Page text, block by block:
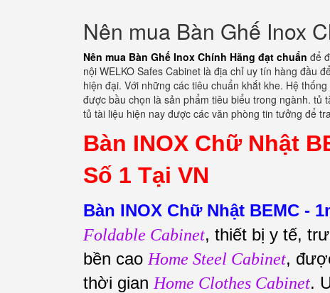
Nên mua Bàn Ghế Inox
Nên mua Bàn Ghế Inox Chính Hãng đạt chuẩn để
nội WELKO Safes Cabinet là địa chỉ uy tín hàng đầu
hiện đại. Với những các tiêu chuẩn khắt khe. Hệ
được bầu chọn là sản phẩm tiêu biểu trong ngành. tủ
tủ tài liệu hiện nay được các văn phòng tin tưởng để
Bàn INOX Chữ Nhật
Số 1 Tại VN
Bàn INOX Chữ Nhật BEMC -
Foldable Cabinet, thiết bị y tế,
bền cao Home Steel Cabinet,
thời gian Home Clothes Cabinet.